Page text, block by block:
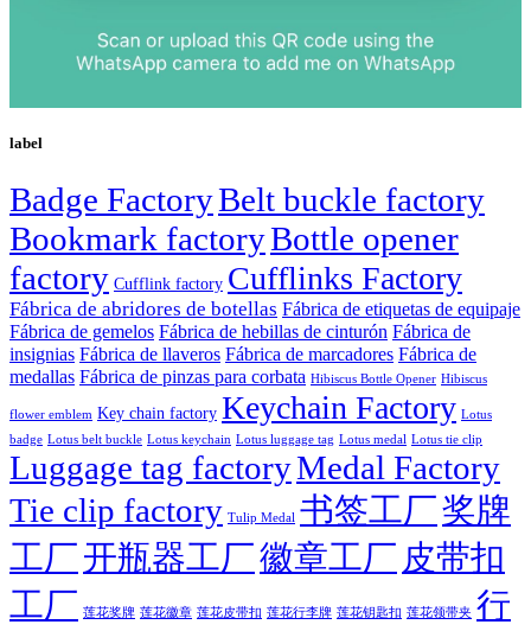
label
Badge FactoryBelt buckle factory
Bookmark factoryBottle opener
factory Cufflink factory Cufflinks Factory
Fábrica de abridores de botellas Fábrica de etiquetas de equipaje
Fábrica de gemelos Fábrica de hebillas de cinturón Fábrica de
insignias Fábrica de llaveros Fábrica de marcadores Fábrica de
medallas Fábrica de pinzas para corbata Hibiscus Bottle Opener Hibiscus
flower emblem Key chain factory Keychain Factory Lotus
badge Lotus belt buckle Lotus keychain Lotus luggage tag Lotus medal Lotus tie clip
Luggage tag factoryMedal Factory
Tie clip factory Tulip Medal 书签工厂奖牌
工厂开瓶器工厂徽章工厂 皮带扣
工厂 莲花奖牌 莲花徽章 莲花皮带扣 莲花行李牌 莲花钥匙扣 莲花领带夹 行